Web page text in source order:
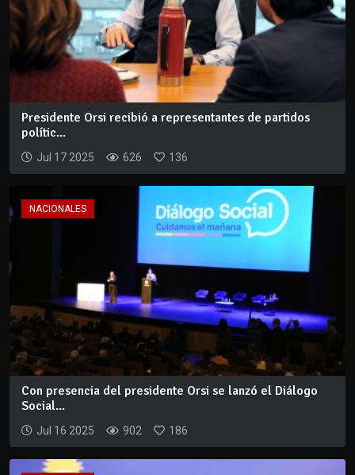
Presidente Orsi recibió a representantes de partidos
polític...
Jul 17 2025 626 136
NACIONALES
Con presencia del presidente Orsi se lanzó el Diálogo
Social...
Jul 16 2025 902 186